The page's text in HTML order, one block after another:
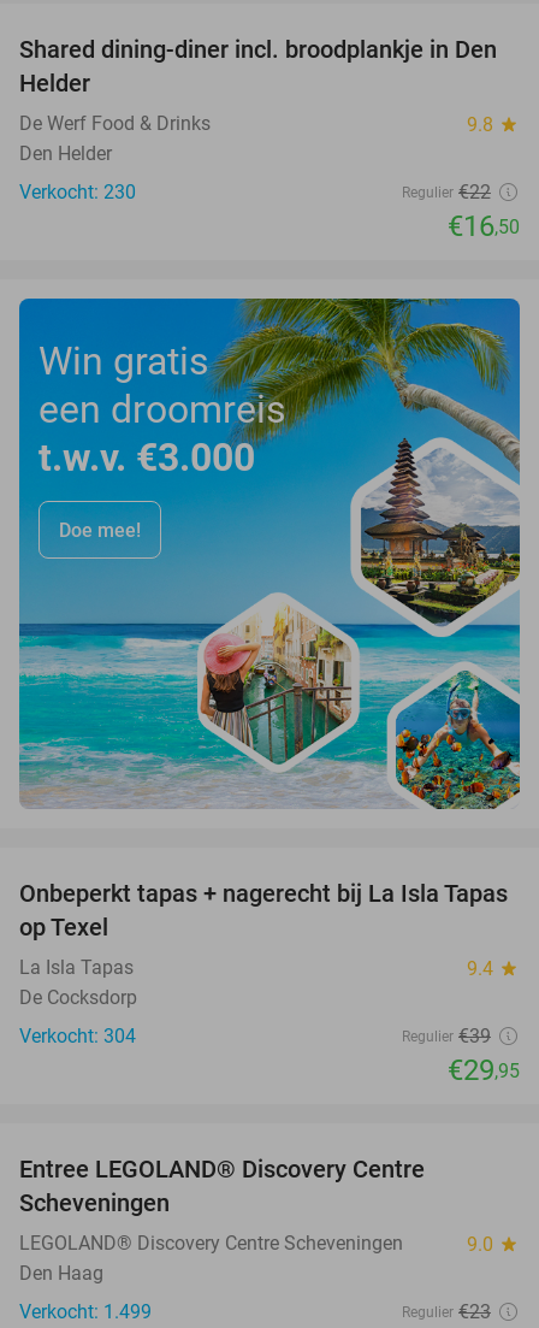
25%
Shared dining-diner incl. broodplankje in Den
Helder
De Werf Food & Drinks 9.8 star
Den Helder
Verkocht: 230
Regulier €22
€16,50
Win gratis
een droomreis
t.w.v. €3.000
Doe mee!
23%
Onbeperkt tapas + nagerecht bij La Isla Tapas
op Texel
La Isla Tapas 9.4 star
De Cocksdorp
Verkocht: 304
Regulier €39
€29,95
Entree LEGOLAND® Discovery Centre
Scheveningen
LEGOLAND® Discovery Centre Scheveningen 9.0 star
Den Haag
Verkocht: 1.499
Regulier €23